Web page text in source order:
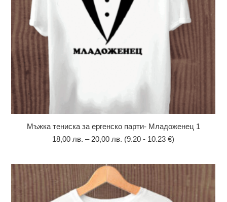
Мъжка тениска за ергенско парти- Младоженец 1
18,00 лв. – 20,00 лв. (9.20 - 10.23 €)